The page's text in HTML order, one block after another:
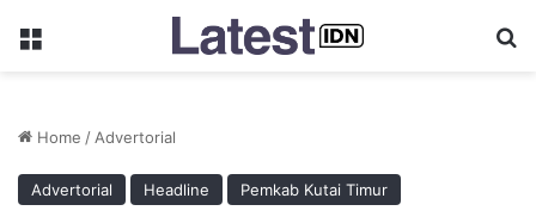
Menu
Home /Advertorial
Advertorial Headline Pemkab Kutai Timur